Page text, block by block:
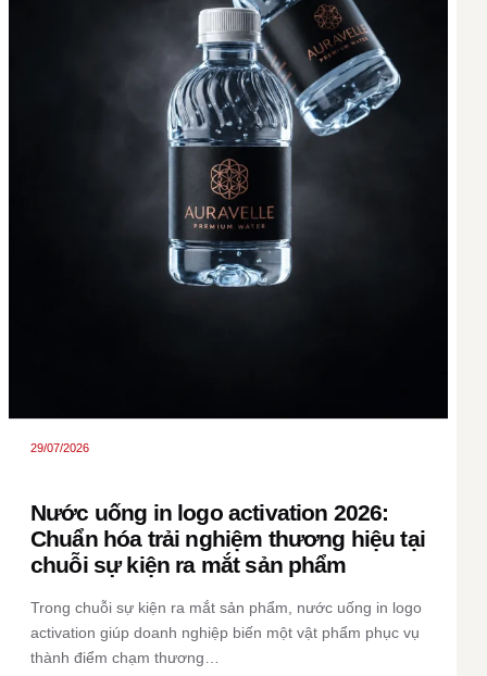
29/07/2026
Nước uống in logo activation 2026:
Chuẩn hóa trải nghiệm thương hiệu tại
chuỗi sự kiện ra mắt sản phẩm
Trong chuỗi sự kiện ra mắt sản phẩm, nước uống in logo
activation giúp doanh nghiệp biến một vật phẩm phục vụ
thành điểm chạm thương…